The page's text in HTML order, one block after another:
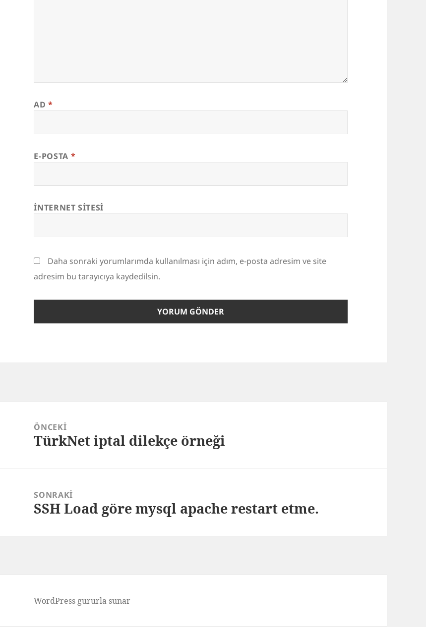
AD*
E-POSTA *
İNTERNET SITESI
Daha sonraki yorumlarımda kullanılması için adım, e-posta adresim ve site
adresim bu tarayıcıya kaydedilsin.
gezinmesiÖNCEKI
Önceki
TürkNet iptal dilekçe örneği
SONRAKI
Sonraki
SSH Load göre mysql apache restart etme.
WordPress gururla sunar